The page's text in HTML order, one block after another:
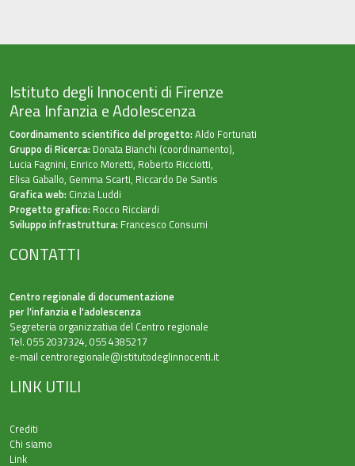
Istituto degli Innocenti di Firenze
Area Infanzia e Adolescenza
Coordinamento scientifico del progetto: Aldo Fortunati
Gruppo di Ricerca: Donata Bianchi (coordinamento),
Lucia Fagnini, Enrico Moretti, Roberto Ricciotti,
Elisa Gaballo, Gemma Scarti, Riccardo De Santis
Grafica web: Cinzia Luddi
Progetto grafico: Rocco Ricciardi
Sviluppo infrastruttura: Francesco Consumi
CONTATTI
Centro regionale di documentazione
per l’infanzia e l'adolescenza
Segreteria organizzativa del Centro regionale
Tel. 055 2037324, 055 4385217
e-mail centroregionale@istitutodeglinnocenti.it
LINK UTILI
Crediti
Chi siamo
Link